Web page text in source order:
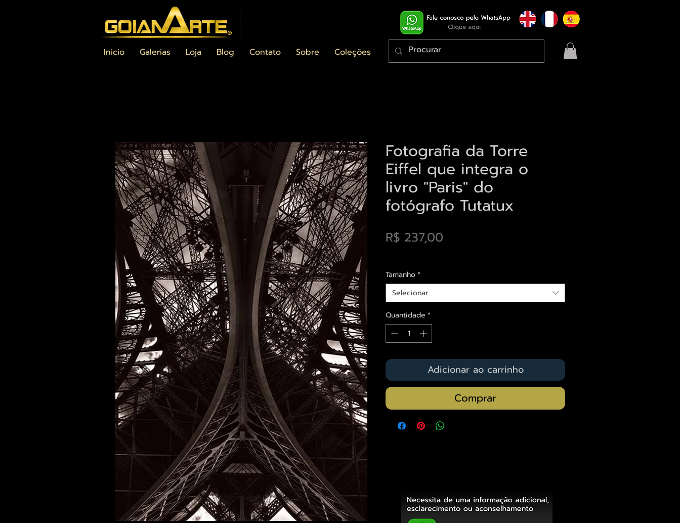
Inicio Galerias Loja Blog Contato Sobre Coleções
Fotografia da Torre
Eiffel que integra o
livro "Paris" do
fotógrafo Tutatux
R$ 237,00
Tamanho*
Selecionar
Quantidade *
Adicionar ao carrinho
Comprar